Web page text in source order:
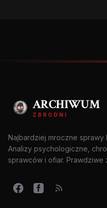
ARCHIWUM
ZBRODNI
Najbardziej mroczne sprawy
Analizy psychologiczne,
sprawców i ofiar.